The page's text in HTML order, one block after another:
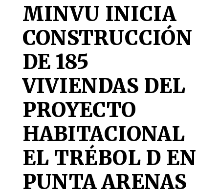
MINVU INICIA
CONSTRUCCIÓN
DE 185
VIVIENDAS DEL
PROYECTO
HABITACIONAL
EL TRÉBOL D EN
PUNTA ARENAS